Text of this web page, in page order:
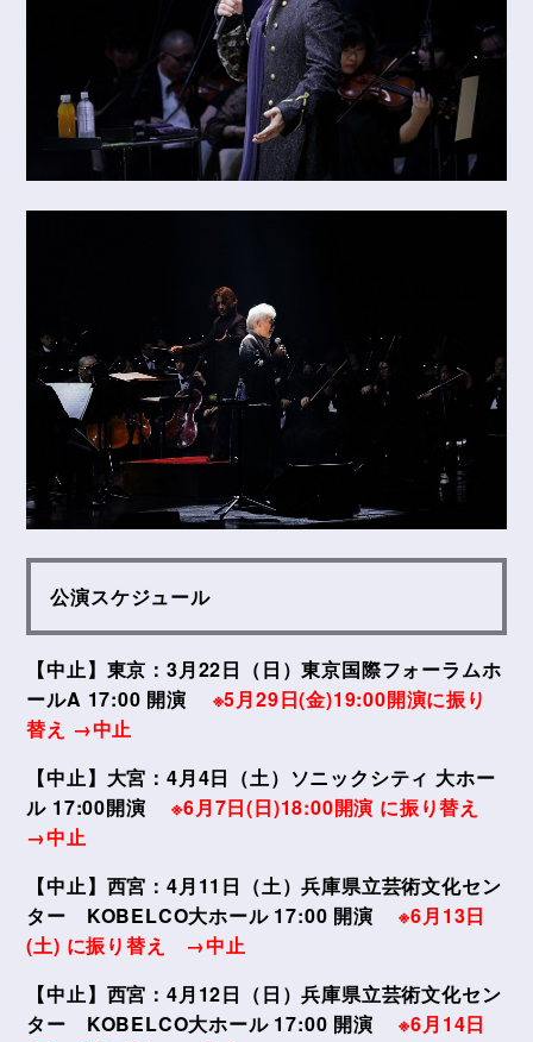
公演スケジュール
【中止】東京：3月22日（日）東京国際フォーラムホ
ールA 17:00 開演 ※5月29日(金)19:00開演に振り
替え →中止
【中止】大宮：4月4日（土）ソニックシティ 大ホー
ル 17:00開演※6月7日(日)18:00開演 に振り替え
→中止
【中止】西宮：4月11日（土）兵庫県立芸術文化セン
ター KOBELCO大ホール 17:00 開演※6月13日
(土) に振り替え →中止
【中止】西宮：4月12日（日）兵庫県立芸術文化セン
ター KOBELCO大ホール 17:00 開演※6月14日